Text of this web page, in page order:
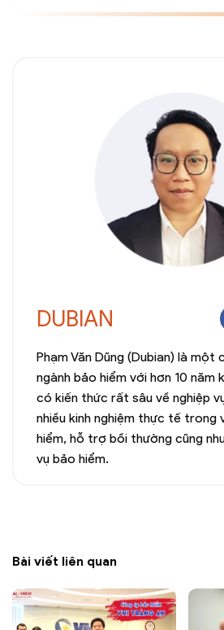
DUBIAN
Phạm Văn Dũng (Dubian) là một
ngành bảo hiểm với hơn 10 năm
có kiến thức rất sâu về nghiệp
nhiều kinh nghiệm thực tế trong
hiểm, hỗ trợ bồi thường cũng
vụ bảo hiểm.
Bài viết liên quan